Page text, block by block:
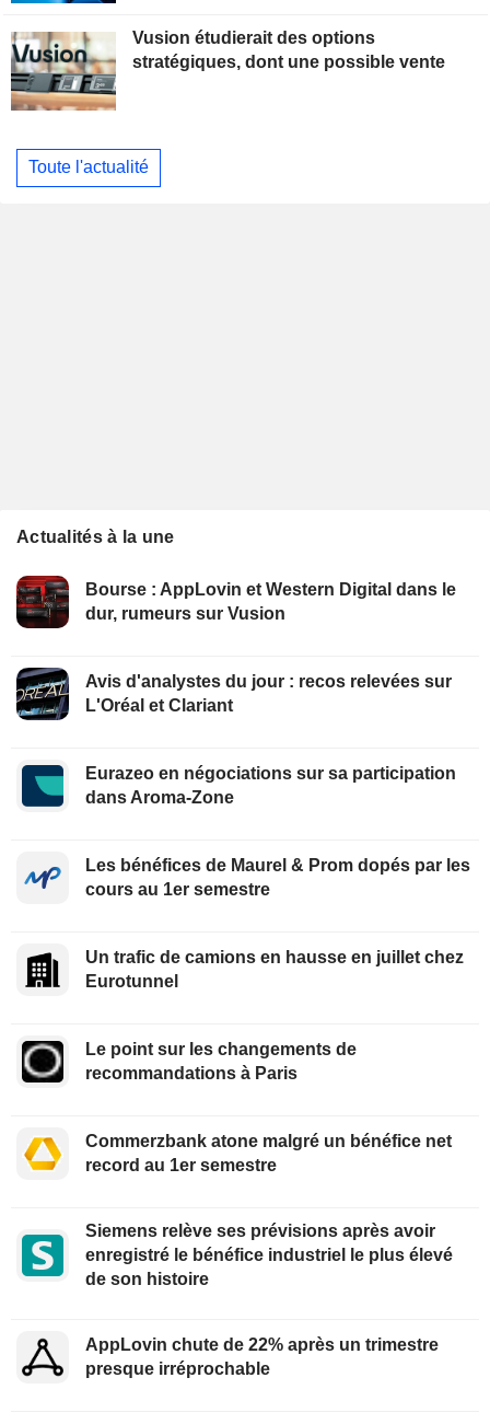
Vusion étudierait des options
stratégiques, dont une possible vente
Toute l'actualité
Actualités à la une
Bourse : AppLovin et Western Digital dans le
dur, rumeurs sur Vusion
Avis d'analystes du jour : recos relevées sur
L'Oréal et Clariant
Eurazeo en négociations sur sa participation
dans Aroma-Zone
Les bénéfices de Maurel & Prom dopés par les
cours au 1er semestre
Un trafic de camions en hausse en juillet chez
Eurotunnel
Le point sur les changements de
recommandations à Paris
Commerzbank atone malgré un bénéfice net
record au 1er semestre
Siemens relève ses prévisions après avoir
enregistré le bénéfice industriel le plus élevé
de son histoire
AppLovin chute de 22% après un trimestre
presque irréprochable